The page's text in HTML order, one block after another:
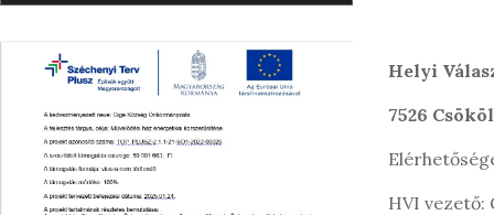
Helyi
7526
HVI vezető: